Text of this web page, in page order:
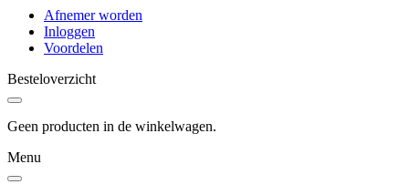
Afnemer worden
Inloggen
Voordelen
Besteloverzicht
Geen producten in de winkelwagen.
Menu